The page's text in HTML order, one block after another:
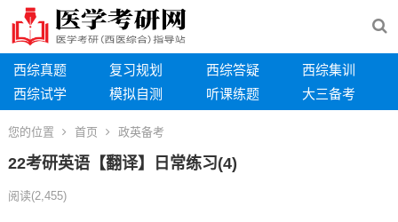
西综真题 复习规划 西综答疑
西综集训
西综试学
模拟自测 听课练题 大三备考
您的位置 首页 政英备考
22考研英语【翻译】日常练习(4)
阅读(2,455)